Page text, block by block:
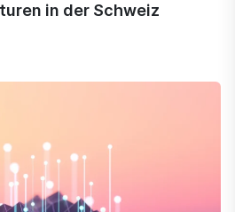
in der Schweiz